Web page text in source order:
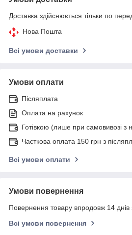
Доставка здійснюється тільки по
Нова Пошта
Всі умови доставки
Умови оплати
Післяплата
Оплата на рахунок
Готівкою (лише при самовивозі з
Часткова оплата 150 грн з
Всі умови оплати
Умови повернення
Повернення товару впродовж 14 днів
Всі умови повернення